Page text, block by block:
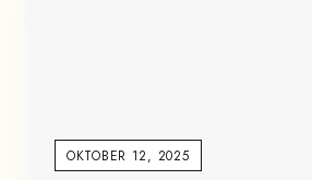
OKTOBER 12, 2025